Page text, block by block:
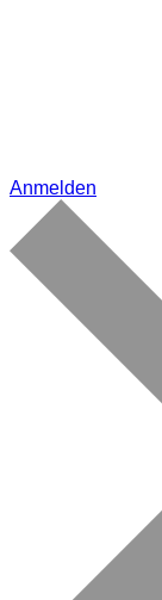
Anmelden